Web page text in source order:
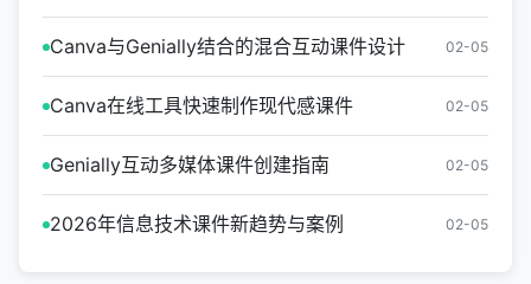
Canva与Genially结合的混合互动课件设计 02-05
Canva在线工具快速制作现代感课件 02-05
Genially互动多媒体课件创建指南 02-05
2026年信息技术课件新趋势与案例 02-05